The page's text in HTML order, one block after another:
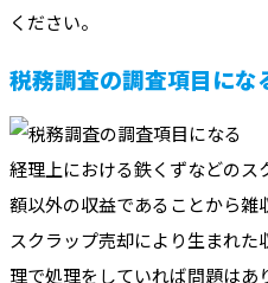
ください。
税務調査の調査項目にな
経理上における鉄くずなどの
額以外の収益であることから雑
スクラップ売却により生まれ
理で処理をしていれば問題はあ